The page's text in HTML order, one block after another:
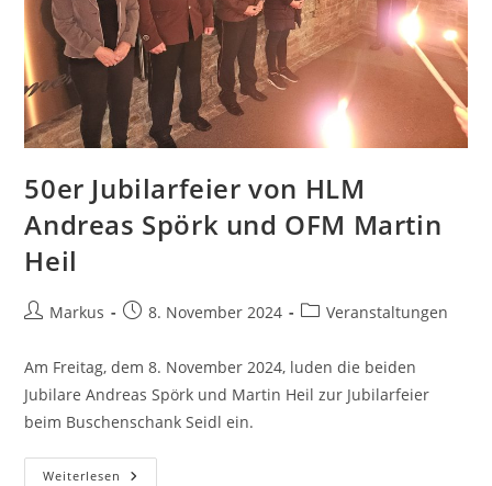
50er Jubilarfeier von HLM
Andreas Spörk und OFM Martin
Heil
Markus 8. November 2024 Veranstaltungen
Am Freitag, dem 8. November 2024, luden die beiden
Jubilare Andreas Spörk und Martin Heil zur Jubilarfeier
beim Buschenschank Seidl ein.
Weiterlesen